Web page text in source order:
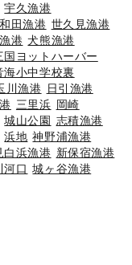
宇久漁港
和田漁港 世久見漁港
港 犬熊漁港
国ヨットハーバー
海小中学校裏
川漁港 日引漁港
三里浜 岡崎
城山公園 志積漁港
浜地 神野浦漁港
白浜漁港 新保宿漁港
河口 城ヶ谷漁港